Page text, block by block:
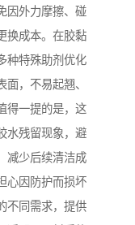
因外力摩擦、碰
换成本。在胶黏
种特殊助剂优化
，不易起翘、
得一提的是，这
水残留现象，避
减少后续清洁成
心因防护而损坏
不同需求，提供